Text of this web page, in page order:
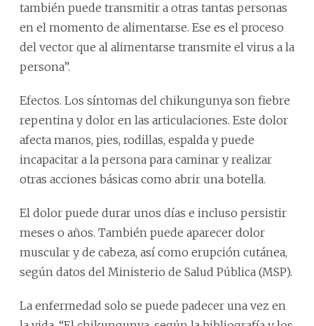
también puede transmitir a otras tantas personas
en el momento de alimentarse. Ese es el proceso
del vector que al alimentarse transmite el virus a la
persona”.
Efectos. Los síntomas del chikungunya son fiebre
repentina y dolor en las articulaciones. Este dolor
afecta manos, pies, rodillas, espalda y puede
incapacitar a la persona para caminar y realizar
otras acciones básicas como abrir una botella.
El dolor puede durar unos días e incluso persistir
meses o años. También puede aparecer dolor
muscular y de cabeza, así como erupción cutánea,
según datos del Ministerio de Salud Pública (MSP).
La enfermedad solo se puede padecer una vez en